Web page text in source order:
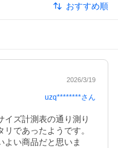
おすすめ順
2026/3/19
uzq********さん
イズ計測表の通り測り
であったようです。
よい商品だと思いま